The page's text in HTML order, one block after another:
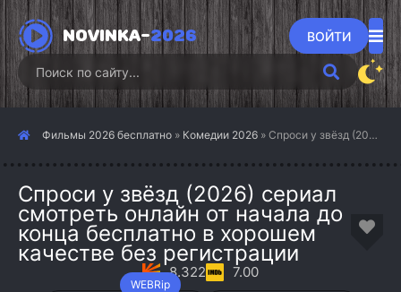
NOVINKA-2026 ВОЙТИ
Фильмы 2026 бесплатно » Комедии 2026 » Спроси у звёзд (2026)
Спроси у звёзд (2026) сериал
смотреть онлайн от начала до
конца бесплатно в хорошем
качестве без регистрации
WEBRip
8.322 7.00